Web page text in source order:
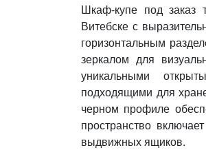
Шкаф-купе под заказ
Витебске с
горизонтальным
зеркалом для
уникальными
подходящими для
черном профиле
пространство
выдвижных ящиков.